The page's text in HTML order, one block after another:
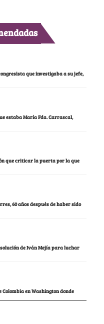
que investigaba a su jefe,
estaba María Fda. Carrascal,
que criticar la puerta por la que
60 años después de haber sido
de Iván Mejía para luchar
Colombia en Washington donde